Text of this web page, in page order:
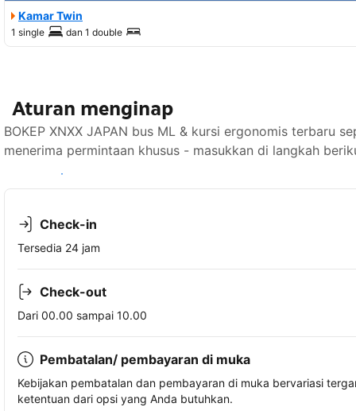
Kamar Twin
1 single dan 1 double
Aturan menginap
BOKEP XNXX JAPAN bus ML & kursi ergonomis terbaru
menerima permintaan khusus - masukkan di langkah
Lihat ketersediaan
Check-in
Tersedia 24 jam
Check-out
Dari 00.00 sampai 10.00
Pembatalan/ pembayaran di muka
Kebijakan pembatalan dan pembayaran di muka bervariasi
ketentuan dari opsi yang Anda butuhkan.